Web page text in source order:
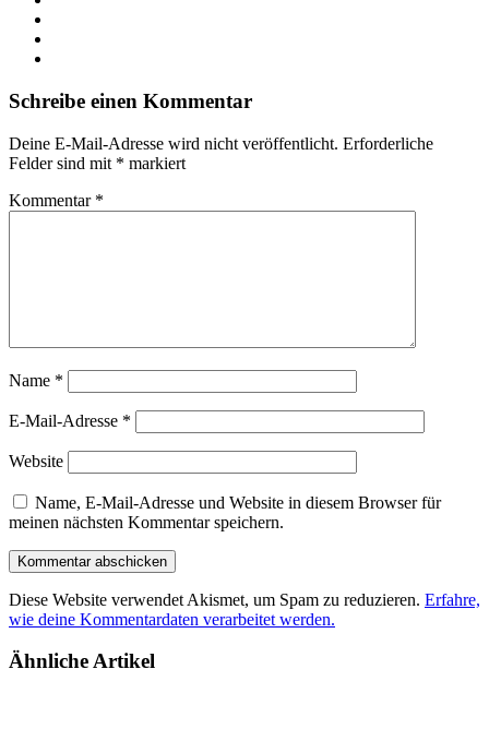
Schreibe einen Kommentar
Deine E-Mail-Adresse wird nicht veröffentlicht. Erforderliche
Felder sind mit * markiert
Kommentar *
Name *
E-Mail-Adresse *
Website
Name, E-Mail-Adresse und Website in diesem Browser für
meinen nächsten Kommentar speichern.
Diese Website verwendet Akismet, um Spam zu reduzieren. Erfahre,
wie deine Kommentardaten verarbeitet werden.
Ähnliche Artikel